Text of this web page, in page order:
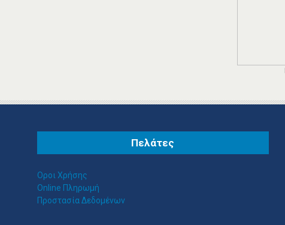
Λογιστικά Φοροτεχνικά Γραφεία
ΠΕΡΙΣΣΟΤΕΡΑ
Πελάτες
Οροι Χρήσης
Online Πληρωμή
Προστασία Δεδομένων